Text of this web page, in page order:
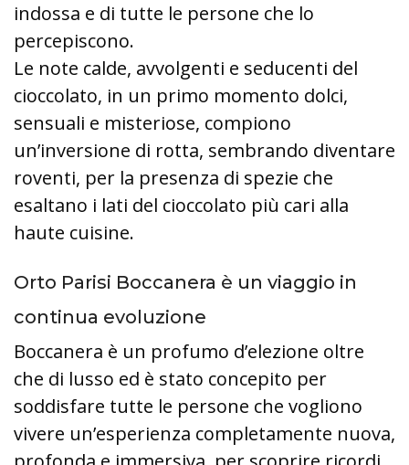
indossa e di tutte le persone che lo
percepiscono.
Le note calde, avvolgenti e seducenti del
cioccolato, in un primo momento dolci,
sensuali e misteriose, compiono
un’inversione di rotta, sembrando diventare
roventi, per la presenza di spezie che
esaltano i lati del cioccolato più cari alla
haute cuisine.
Orto Parisi Boccanera è un viaggio in
continua evoluzione
Boccanera è un profumo d’elezione oltre
che di lusso ed è stato concepito per
soddisfare tutte le persone che vogliono
vivere un’esperienza completamente nuova,